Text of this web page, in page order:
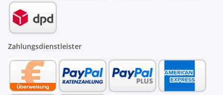
Zahlungsdienstleister